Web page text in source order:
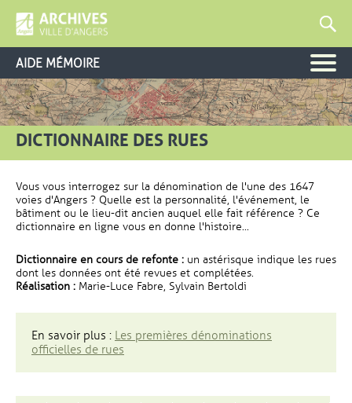
AIDE MÉMOIRE
DICTIONNAIRE DES RUES
Vous vous interrogez sur la dénomination de l'une des 1647
voies d'Angers ? Quelle est la personnalité, l'événement, le
bâtiment ou le lieu-dit ancien auquel elle fait référence ? Ce
dictionnaire en ligne vous en donne l'histoire...
Dictionnaire en cours de refonte : un astérisque indique les rues
dont les données ont été revues et complétées.
Réalisation : Marie-Luce Fabre, Sylvain Bertoldi
En savoir plus : Les premières dénominations
officielles de rues